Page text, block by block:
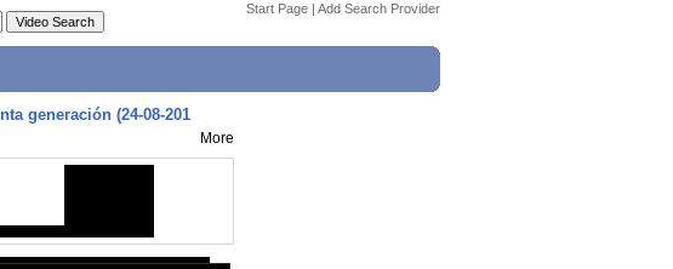
Start Page | Add Search Provider
generación (24-08-201
More